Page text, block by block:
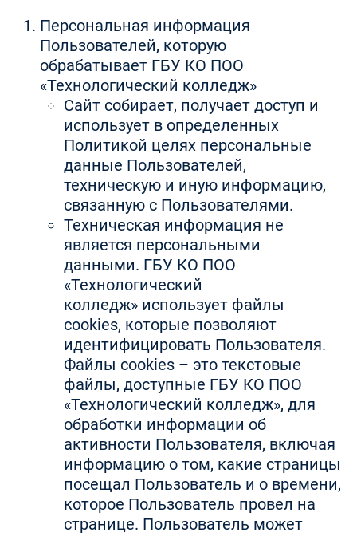
Персональная информация
Пользователей, которую
обрабатывает ГБУ КО ПОО
«Технологический колледж»
Сайт собирает, получает доступ и
использует в определенных
Политикой целях персональные
данные Пользователей,
техническую и иную информацию,
связанную с Пользователями.
Техническая информация не
является персональными
данными. ГБУ КО ПОО
«Технологический
колледж» использует файлы
cookies, которые позволяют
идентифицировать Пользователя.
Файлы cookies – это текстовые
файлы, доступные ГБУ КО ПОО
«Технологический колледж», для
обработки информации об
активности Пользователя, включая
информацию о том, какие страницы
посещал Пользователь и о времени,
которое Пользователь провел на
странице. Пользователь может